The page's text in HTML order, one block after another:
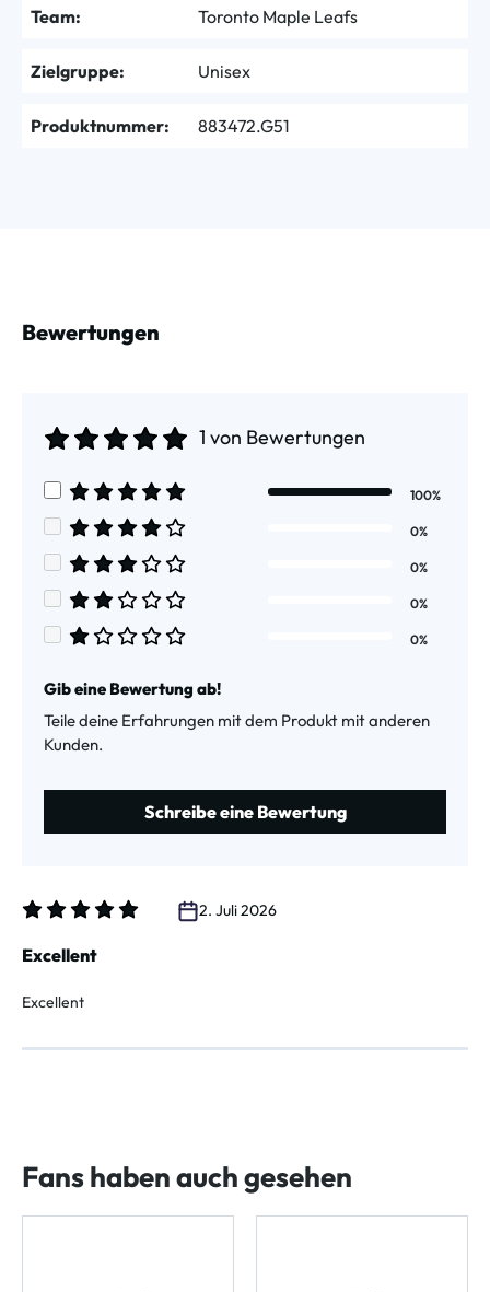
Team: Toronto Maple Leafs
Zielgruppe: Unisex
Produktnummer: 883472.G51
Bewertungen
1 von Bewertungen
Durchschnittliche Bewertung von 5 von 5 Sternen
100%
Durchschnittliche Bewertung von 4 von 5 Sternen
0%
Durchschnittliche Bewertung von 3 von 5 Sternen
0%
Durchschnittliche Bewertung von 2 von 5 Sternen
0%
0%
Gib eine Bewertung ab!
Teile deine Erfahrungen mit dem Produkt mit anderen
Kunden.
Schreibe eine Bewertung
2. Juli 2026
Excellent
Excellent
Fans haben auch gesehen